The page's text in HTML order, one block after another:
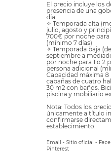
El precio incluye los
presencia de una
día.
✧ Temporada alta
julio, agosto y
700€ por noche para
(mínimo 7 días)
✧ Temporada baja
septiembre a
por noche para 1 o 2
persona adicional
Capacidad máxima
cabañas de cuatro
30 m2 con baños.
piscina y mobiliario
Nota: Todos los
únicamente a título
confirmarse
establecimiento.
Email - Sitio oficial -
Pinterest